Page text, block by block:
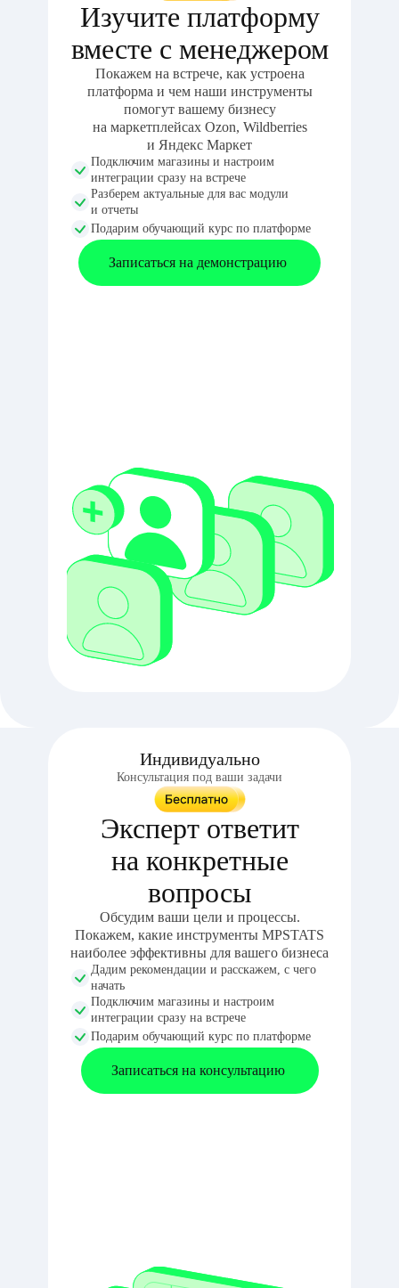
Изучите платформу
вместе с менеджером
Покажем на встрече, как устроена
платформа и чем наши инструменты
помогут вашему бизнесу
на маркетплейсах Ozon, Wildberries
и Яндекс Маркет
Подключим магазины и настроим
интеграции сразу на встрече
Разберем актуальные для вас модули
и отчеты
Подарим обучающий курс по платформе
Записаться на демонстрацию
Эксперт ответит
на конкретные
вопросы
Обсудим ваши цели и процессы.
Покажем, какие инструменты MPSTATS
наиболее эффективны для вашего бизнеса
Дадим рекомендации и расскажем, с чего
начать
Подключим магазины и настроим
интеграции сразу на встрече
Подарим обучающий курс по платформе
Индивидуально
Консультация под ваши задачи
Записаться на консультацию